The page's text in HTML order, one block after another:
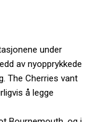
under
av nyopprykkede
The Cherries vant
å legge